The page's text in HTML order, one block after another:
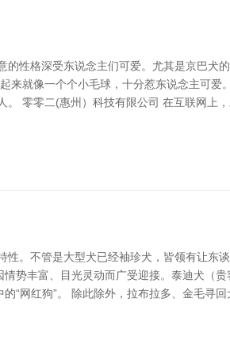
性格深受东说念主们可爱。尤其是京巴犬
来就像一个个小毛球，十分惹东说念主可
零零二(惠州）科技有限公司 在互联网上
。不管是大型犬已经袖珍犬，皆领有让东
势丰富、目光灵动而广受迎接。泰迪犬（
“网红狗”。 除此除外，拉布拉多、金毛寻